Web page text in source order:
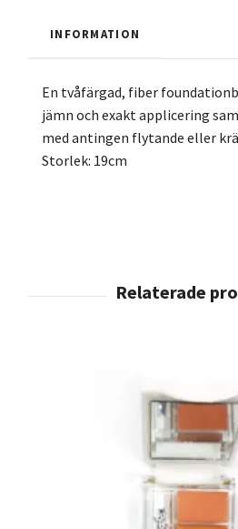
INFORMATION
En tvåfärgad, fiber
jämn och exakt applicering
med antingen flytande eller
Storlek: 19cm